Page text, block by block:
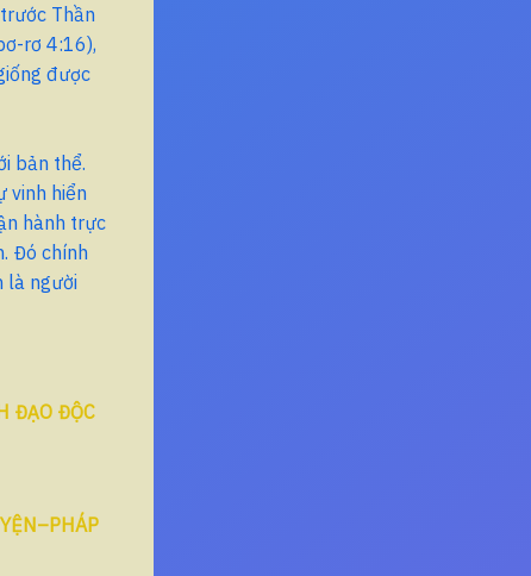
Thần
rơ 4:16),
được
bản thể.
vinh hiển
hành trực
Đó chính
là người
ĐẠO ĐỘC